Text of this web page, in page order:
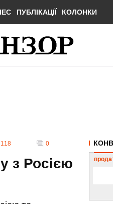
ПУБЛІКАЦІЇ КОЛОНКИ
118 0
з Росією